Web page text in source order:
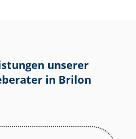
unserer
in Brilon